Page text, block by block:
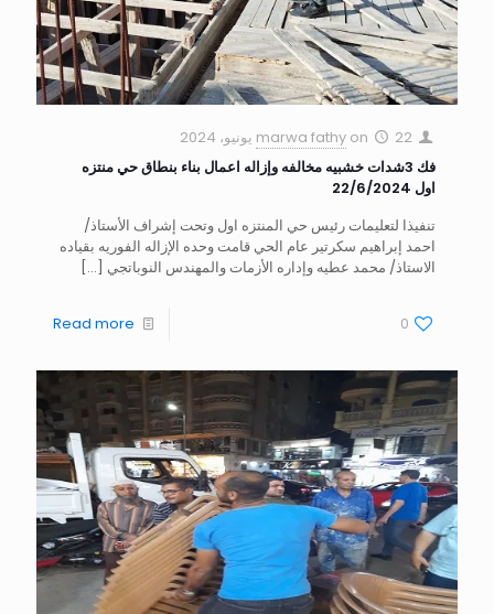
marwa fathy on
22 يونيو، 2024
فك 3شدات خشبيه مخالفه وإزاله اعمال بناء بنطاق حي منتزه
اول 22/6/2024
تنفيذا لتعليمات رئيس حي المنتزه اول وتحت إشراف الأستاذ/
احمد إبراهيم سكرتير عام الحي قامت وحده الإزاله الفوريه بقياده
الاستاذ/ محمد عطيه وإداره الأزمات والمهندس النوباتجي […]
0
Read more